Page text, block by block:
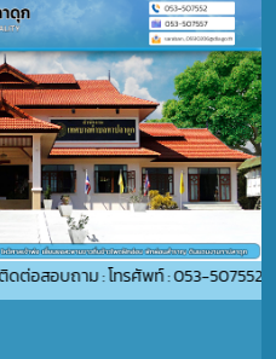
สอบถาม : โทรศัพท์ : 053-507552 อีเ